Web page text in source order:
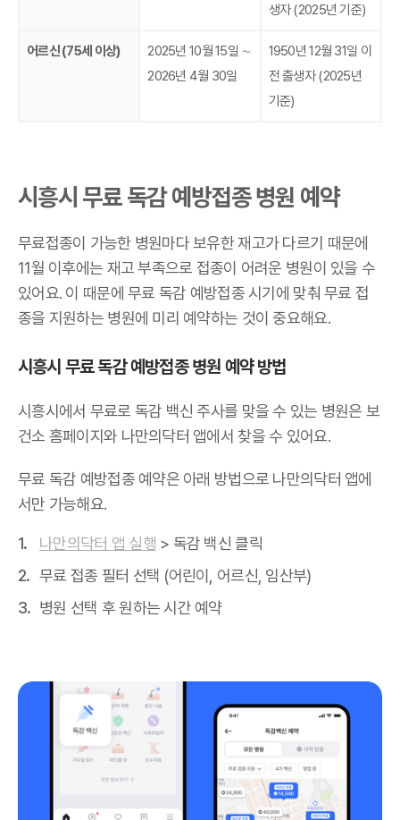
생자 (2025년 기준)
어르신 (75세 이상)
2025년 10월 15일 ∼
2026년 4월 30일
1950년 12월 31일 이
전 출생자 (2025년
기준)
시흥시 무료 독감 예방접종 병원 예약
무료접종이 가능한 병원마다 보유한 재고가 다르기 때문에
11월 이후에는 재고 부족으로 접종이 어려운 병원이 있을 수
있어요. 이 때문에 무료 독감 예방접종 시기에 맞춰 무료 접
종을 지원하는 병원에 미리 예약하는 것이 중요해요.
시흥시 무료 독감 예방접종 병원 예약 방법
시흥시에서 무료로 독감 백신 주사를 맞을 수 있는 병원은 보
건소 홈페이지와 나만의닥터 앱에서 찾을 수 있어요.
무료 독감 예방접종 예약은 아래 방법으로 나만의닥터 앱에
서만 가능해요.
나만의닥터 앱 실행 > 독감 백신 클릭
무료 접종 필터 선택 (어린이, 어르신, 임산부)
병원 선택 후 원하는 시간 예약